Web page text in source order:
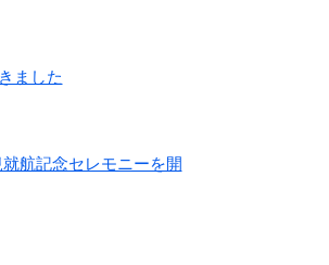
ました
航記念セレモニーを開